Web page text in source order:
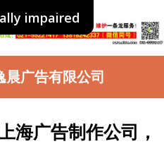
impaired
晨广告有限公司
海广告制作公司，